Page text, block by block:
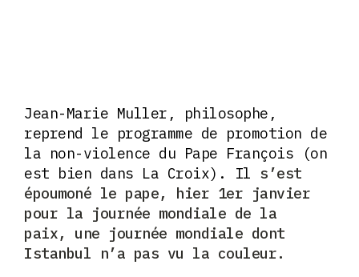
Jean-Marie Muller, philosophe,
reprend le programme de promotion de
la non-violence du Pape François (on
est bien dans La Croix). Il s’est
époumoné le pape, hier 1er janvier
pour la journée mondiale de la
paix, une journée mondiale dont
Istanbul n’a pas vu la couleur.